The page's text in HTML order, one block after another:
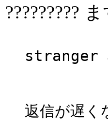
?????????
stranger
返信が遅く